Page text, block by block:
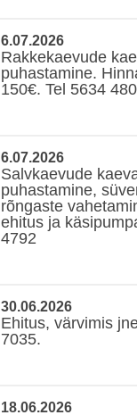
6.07.2026
Rakkekaevude
puhastamine.
150€. Tel 5634
6.07.2026
Salvkaevude
puhastamine,
rõngaste
ehitus ja
4792
30.06.2026
Ehitus, värvimis
7035.
18.06.2026